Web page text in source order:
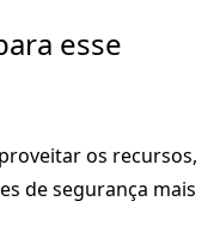
esse
os recursos,
de segurança mais